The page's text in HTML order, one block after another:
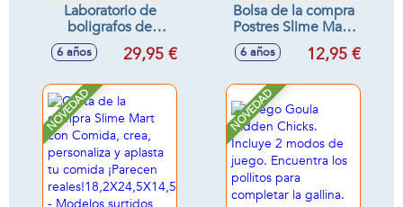
Laboratorio de
boligrafos de
colores Creator
Message.
letras, cuentas,
pegatinas y
simpáticos
personajes.
41,8x29x7,7 cm
6 años 29,95 €
Bolsa de la compra
Postres Slime Mart,
crea, personaliza y
aplasta tu postre
reales!24,5X17X10cm
- Modelos surtidos
6 años 12,95 €
NOVEDAD NOVEDAD